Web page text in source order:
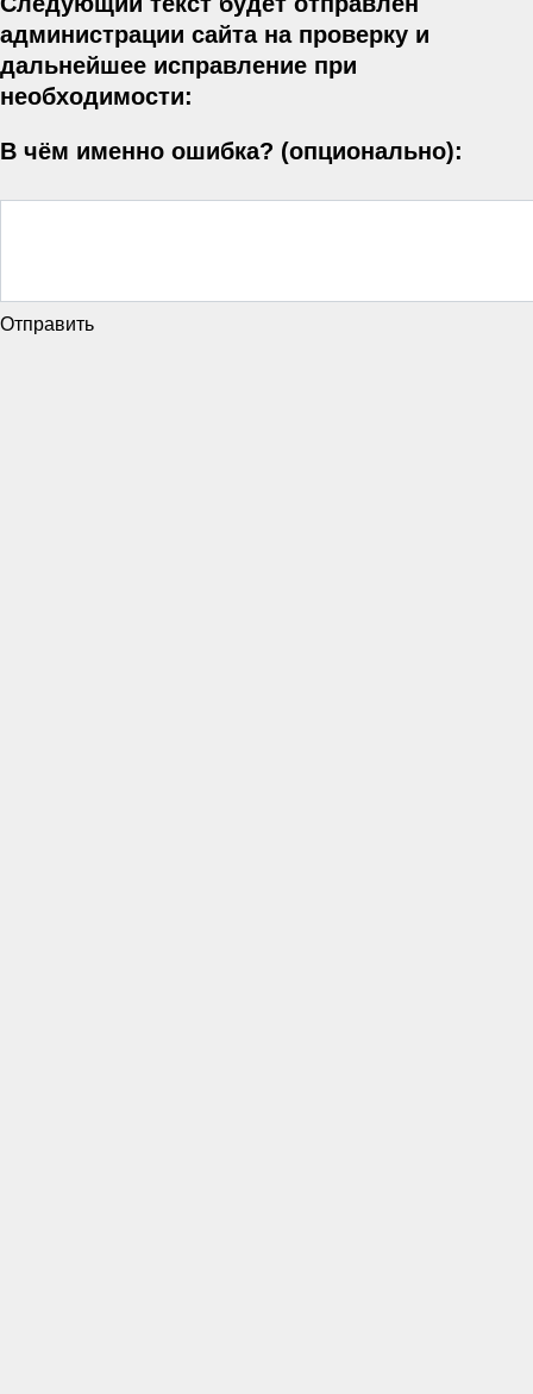
администрации сайта на проверку и
дальнейшее исправление при
необходимости:
В чём именно ошибка? (опционально):
Отправить